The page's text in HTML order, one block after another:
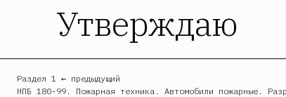
Утверждаю
Раздел 1 ← предыдущий
НПБ 180-99. Пожарная техника. Автомобили пожарные.